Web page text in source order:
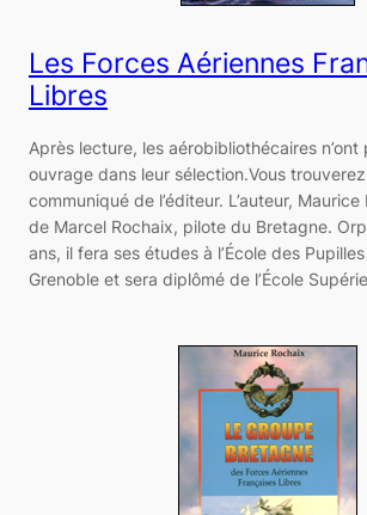
Les Forces Aériennes
Libres
Après lecture, les aérobibliothécaires
ouvrage dans leur sélection.Vous
communiqué de l’éditeur. L’auteur,
de Marcel Rochaix, pilote du Bretagne.
ans, il fera ses études à l’École des Pupilles
Grenoble et sera diplômé de l’École